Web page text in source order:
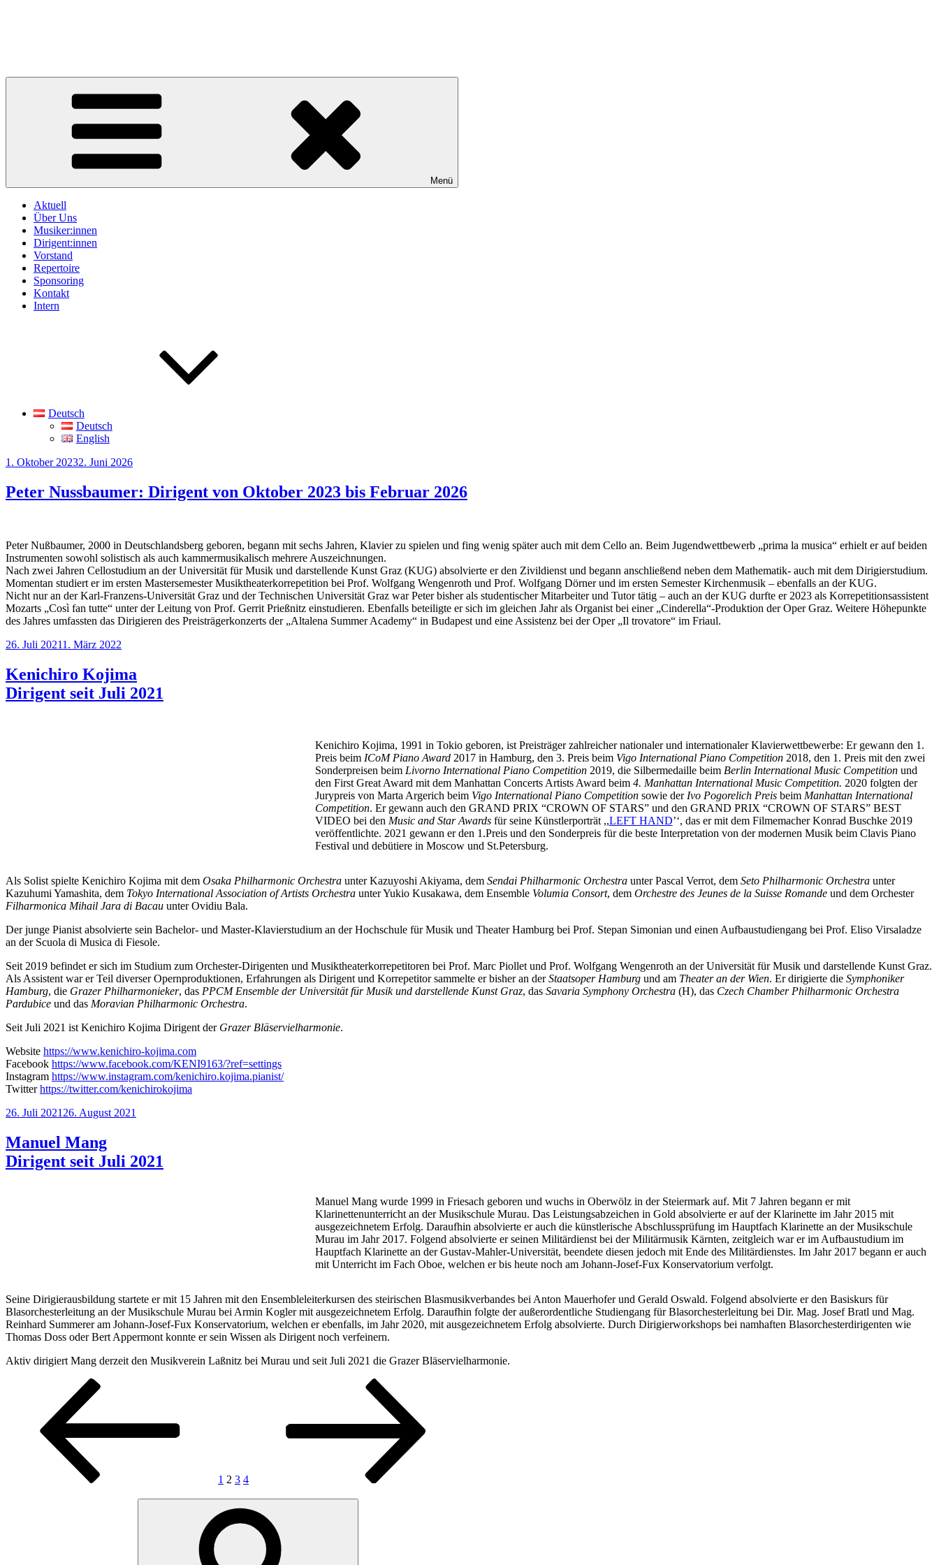
Menü
Aktuell
Über Uns
Musiker:innen
Dirigent:innen
Vorstand
Repertoire
Sponsoring
Kontakt
Intern
Deutsch
Deutsch
English
Veröffentlicht
1. Oktober 20232. Juni 2026
Peter Nussbaumer: Dirigent von Oktober 2023 bis Februar 2026
Peter Nußbaumer, 2000 in Deutschlandsberg geboren, begann mit sechs Jahren, Klavier zu spielen und fing wenig später auch mit dem Cello an. Beim Jugendwettbewerb „prima la musica“ erhielt er auf beiden
Instrumenten sowohl solistisch als auch kammermusikalisch mehrere Auszeichnungen.
Nach zwei Jahren Cellostudium an der Universität für Musik und darstellende Kunst Graz (KUG) absolvierte er den Zivildienst und begann anschließend neben dem Mathematik- auch mit dem Dirigierstudium.
Momentan studiert er im ersten Mastersemester Musiktheaterkorrepetition bei Prof. Wolfgang Wengenroth und Prof. Wolfgang Dörner und im ersten Semester Kirchenmusik – ebenfalls an der KUG.
Nicht nur an der Karl-Franzens-Universität Graz und der Technischen Universität Graz war Peter bisher als studentischer Mitarbeiter und Tutor tätig – auch an der KUG durfte er 2023 als Korrepetitionsassistent
Mozarts „Così fan tutte“ unter der Leitung von Prof. Gerrit Prießnitz einstudieren. Ebenfalls beteiligte er sich im gleichen Jahr als Organist bei einer „Cinderella“-Produktion der Oper Graz. Weitere Höhepunkte
des Jahres umfassten das Dirigieren des Preisträgerkonzerts der „Altalena Summer Academy“ in Budapest und eine Assistenz bei der Oper „Il trovatore“ im Friaul.
Veröffentlicht
26. Juli 20211. März 2022
Kenichiro Kojima
Dirigent seit Juli 2021
Kenichiro Kojima, 1991 in Tokio geboren, ist Preisträger zahlreicher nationaler und internationaler Klavierwettbewerbe: Er gewann den 1.
Preis beim ICoM Piano Award2017 in Hamburg, den 3. Preis beim Vigo International Piano Competition 2018, den 1. Preis mit den zwei
Sonderpreisen beim Livorno International Piano Competition2019, die Silbermedaille beim Berlin International Music Competitionund
den First Great Award mit dem Manhattan Concerts Artists Award beim 4. Manhattan International Music Competition. 2020 folgten der
Jurypreis von Marta Argerich beim Vigo International Piano Competitionsowie der Ivo Pogorelich Preisbeim Manhattan International
Competition. Er gewann auch den GRAND PRIX “CROWN OF STARS” und den GRAND PRIX “CROWN OF STARS” BEST
VIDEO bei den Music and Star Awardsfür seine Künstlerporträt ,,LEFT HAND’‘, das er mit dem Filmemacher Konrad Buschke 2019
veröffentlichte. 2021 gewann er den 1.Preis und den Sonderpreis für die beste Interpretation von der modernen Musik beim Clavis Piano
Festival und debütiere in Moscow und St.Petersburg.
Als Solist spielte Kenichiro Kojima mit dem Osaka Philharmonic Orchestra unter Kazuyoshi Akiyama, dem Sendai Philharmonic Orchestra unter Pascal Verrot, dem Seto Philharmonic Orchestra unter
Kazuhumi Yamashita, dem Tokyo International Association of Artists Orchestra unter Yukio Kusakawa, dem Ensemble Volumia Consort, dem Orchestre des Jeunes de la Suisse Romande und dem Orchester
Filharmonica Mihail Jara di Bacau unter Ovidiu Bala.
Der junge Pianist absolvierte sein Bachelor- und Master-Klavierstudium an der Hochschule für Musik und Theater Hamburg bei Prof. Stepan Simonian und einen Aufbaustudiengang bei Prof. Eliso Virsaladze
an der Scuola di Musica di Fiesole.
Seit 2019 befindet er sich im Studium zum Orchester-Dirigenten und Musiktheaterkorrepetitoren bei Prof. Marc Piollet und Prof. Wolfgang Wengenroth an der Universität für Musik und darstellende Kunst Graz.
Als Assistent war er Teil diverser Opernproduktionen, Erfahrungen als Dirigent und Korrepetitor sammelte er bisher an derStaatsoper Hamburg und am Theater an der Wien. Er dirigierte die Symphoniker
Hamburg, die Grazer Philharmonieker, das PPCM Ensemble der Universität für Musik und darstellende Kunst Graz, das Savaria Symphony Orchestra (H), das Czech Chamber Philharmonic Orchestra
Pardubice und das Moravian Philharmonic Orchestra.
Seit Juli 2021 ist Kenichiro Kojima Dirigent der Grazer Bläservielharmonie.
Website https://www.kenichiro-kojima.com
Facebook https://www.facebook.com/KENI9163/?ref=settings
Instagram https://www.instagram.com/kenichiro.kojima.pianist/
Twitterhttps://twitter.com/kenichirokojima
Veröffentlicht
26. Juli 2021 26. August 2021
Manuel Mang
Dirigent seit Juli 2021
Manuel Mang wurde 1999 in Friesach geboren und wuchs in Oberwölz in der Steiermark auf. Mit 7 Jahren begann er mit
Klarinettenunterricht an der Musikschule Murau. Das Leistungsabzeichen in Gold absolvierte er auf der Klarinette im Jahr 2015 mit
ausgezeichnetem Erfolg. Daraufhin absolvierte er auch die künstlerische Abschlussprüfung im Hauptfach Klarinette an der Musikschule
Murau im Jahr 2017. Folgend absolvierte er seinen Militärdienst bei der Militärmusik Kärnten, zeitgleich war er im Aufbaustudium im
Hauptfach Klarinette an der Gustav-Mahler-Universität, beendete diesen jedoch mit Ende des Militärdienstes. Im Jahr 2017 begann er auch
mit Unterricht im Fach Oboe, welchen er bis heute noch am Johann-Josef-Fux Konservatorium verfolgt.
Seine Dirigierausbildung startete er mit 15 Jahren mit den Ensembleleiterkursen des steirischen Blasmusikverbandes bei Anton Mauerhofer und Gerald Oswald. Folgend absolvierte er den Basiskurs für
Blasorchesterleitung an der Musikschule Murau bei Armin Kogler mit ausgezeichnetem Erfolg. Daraufhin folgte der außerordentliche Studiengang für Blasorchesterleitung bei Dir. Mag. Josef Bratl und Mag.
Reinhard Summerer am Johann-Josef-Fux Konservatorium, welchen er ebenfalls, im Jahr 2020, mit ausgezeichnetem Erfolg absolvierte. Durch Dirigierworkshops bei namhaften Blasorchesterdirigenten wie
Thomas Doss oder Bert Appermont konnte er sein Wissen als Dirigent noch verfeinern.
Aktiv dirigiert Mang derzeit den Musikverein Laßnitz bei Murau und seit Juli 2021 die Grazer Bläservielharmonie.
Seitennummerierung
Beiträge
1 2 3 4